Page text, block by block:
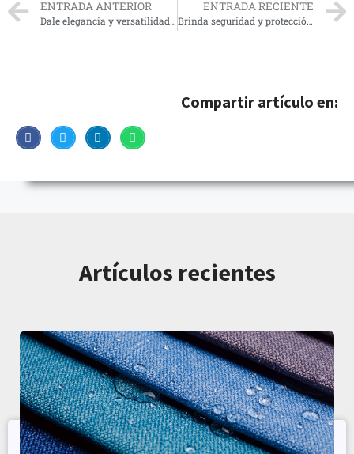
ENTRADA ANTERIOR
Dale elegancia y versatilidad a tu hogar con el piso vinílico en rollo
ENTRADA RECIENTE
Brinda seguridad y protección a los espacios con la Tela Mixta de Calypso
Compartir artículo en:
Artículos recientes